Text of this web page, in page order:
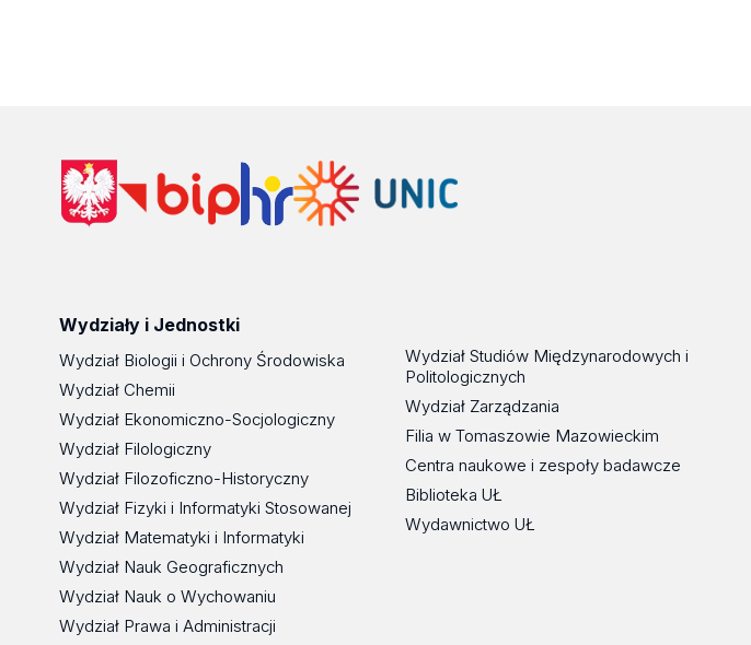
Wydziały i Jednostki
Wydział Biologii i Ochrony Środowiska
Wydział Chemii
Wydział Ekonomiczno-Socjologiczny
Wydział Filologiczny
Wydział Filozoficzno-Historyczny
Wydział Fizyki i Informatyki Stosowanej
Wydział Matematyki i Informatyki
Wydział Nauk Geograficznych
Wydział Nauk o Wychowaniu
Wydział Prawa i Administracji
Wydział Studiów Międzynarodowych i
Politologicznych
Wydział Zarządzania
Filia w Tomaszowie Mazowieckim
Centra naukowe i zespoły badawcze
Biblioteka UŁ
Wydawnictwo UŁ